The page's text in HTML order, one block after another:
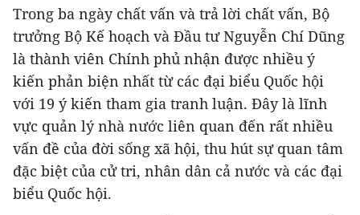
Trong ba ngày chất vấn và trả lời chất vấn, Bộ
trưởng Bộ Kế hoạch và Đầu tư Nguyễn Chí Dũng
là thành viên Chính phủ nhận được nhiều ý
kiến phản biện nhất từ các đại biểu Quốc hội
với 19 ý kiến tham gia tranh luận. Đây là lĩnh
vực quản lý nhà nước liên quan đến rất nhiều
vấn đề của đời sống xã hội, thu hút sự quan tâm
đặc biệt của cử tri, nhân dân cả nước và các đại
biểu Quốc hội.